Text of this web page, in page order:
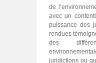
de
avec un
puissance des
rendues
des
juridictions ou